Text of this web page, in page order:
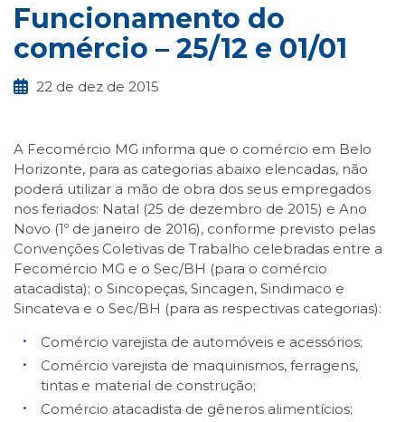
Funcionamento do
comércio – 25/12 e 01/01
22 de dez de 2015
A Fecomércio MG informa que o comércio em Belo
Horizonte, para as categorias abaixo elencadas, não
poderá utilizar a mão de obra dos seus empregados
nos feriados: Natal (25 de dezembro de 2015) e Ano
Novo (1º de janeiro de 2016), conforme previsto pelas
Convenções Coletivas de Trabalho celebradas entre a
Fecomércio MG e o Sec/BH (para o comércio
atacadista); o Sincopeças, Sincagen, Sindimaco e
Sincateva e o Sec/BH (para as respectivas categorias):
Comércio varejista de automóveis e acessórios;
Comércio varejista de maquinismos, ferragens,
tintas e material de construção;
Comércio atacadista de gêneros alimentícios;